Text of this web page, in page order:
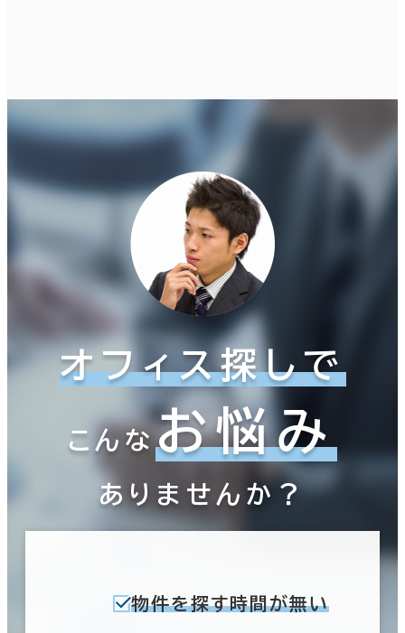
オフィス探しで
こんなお悩み
ありませんか？
物件を探す時間が無い